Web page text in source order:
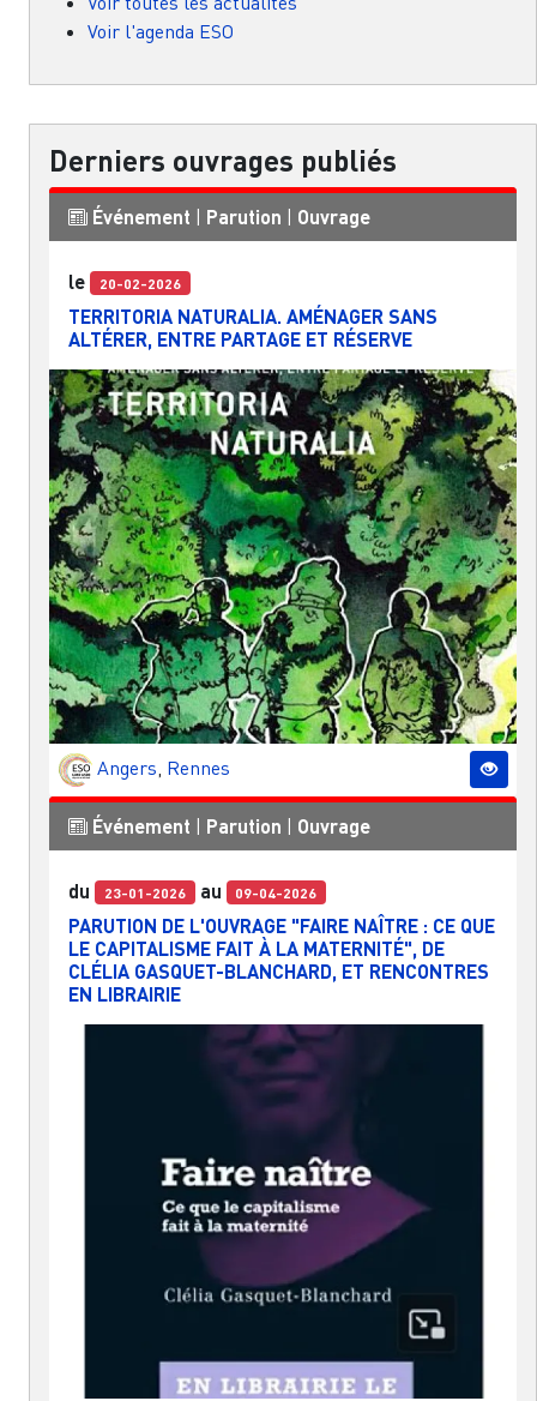
Voir l'agenda ESO
Derniers ouvrages publiés
Événement | Parution | Ouvrage
le 20-02-2026
TERRITORIA NATURALIA. AMÉNAGER SANS
ALTÉRER, ENTRE PARTAGE ET RÉSERVE
Angers, Rennes
Événement Parution Ouvrage
du 23-01-2026 au 09-04-2026
PARUTION DE L'OUVRAGE "FAIRE NAÎTRE : CE QUE
LE CAPITALISME FAIT À LA MATERNITÉ", DE
CLÉLIA GASQUET-BLANCHARD, ET RENCONTRES
EN LIBRAIRIE